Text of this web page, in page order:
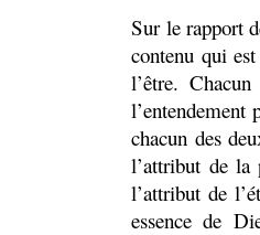
Sur le rapport
contenu qui
l’être.
l’entendement
chacun des
l’attribut de la
l’attribut de
essence de